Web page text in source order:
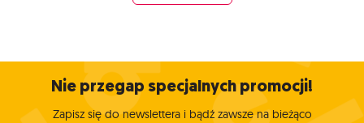
Nie przegap specjalnych promocji!
Zapisz się do newslettera i bądź zawsze na bieżąco